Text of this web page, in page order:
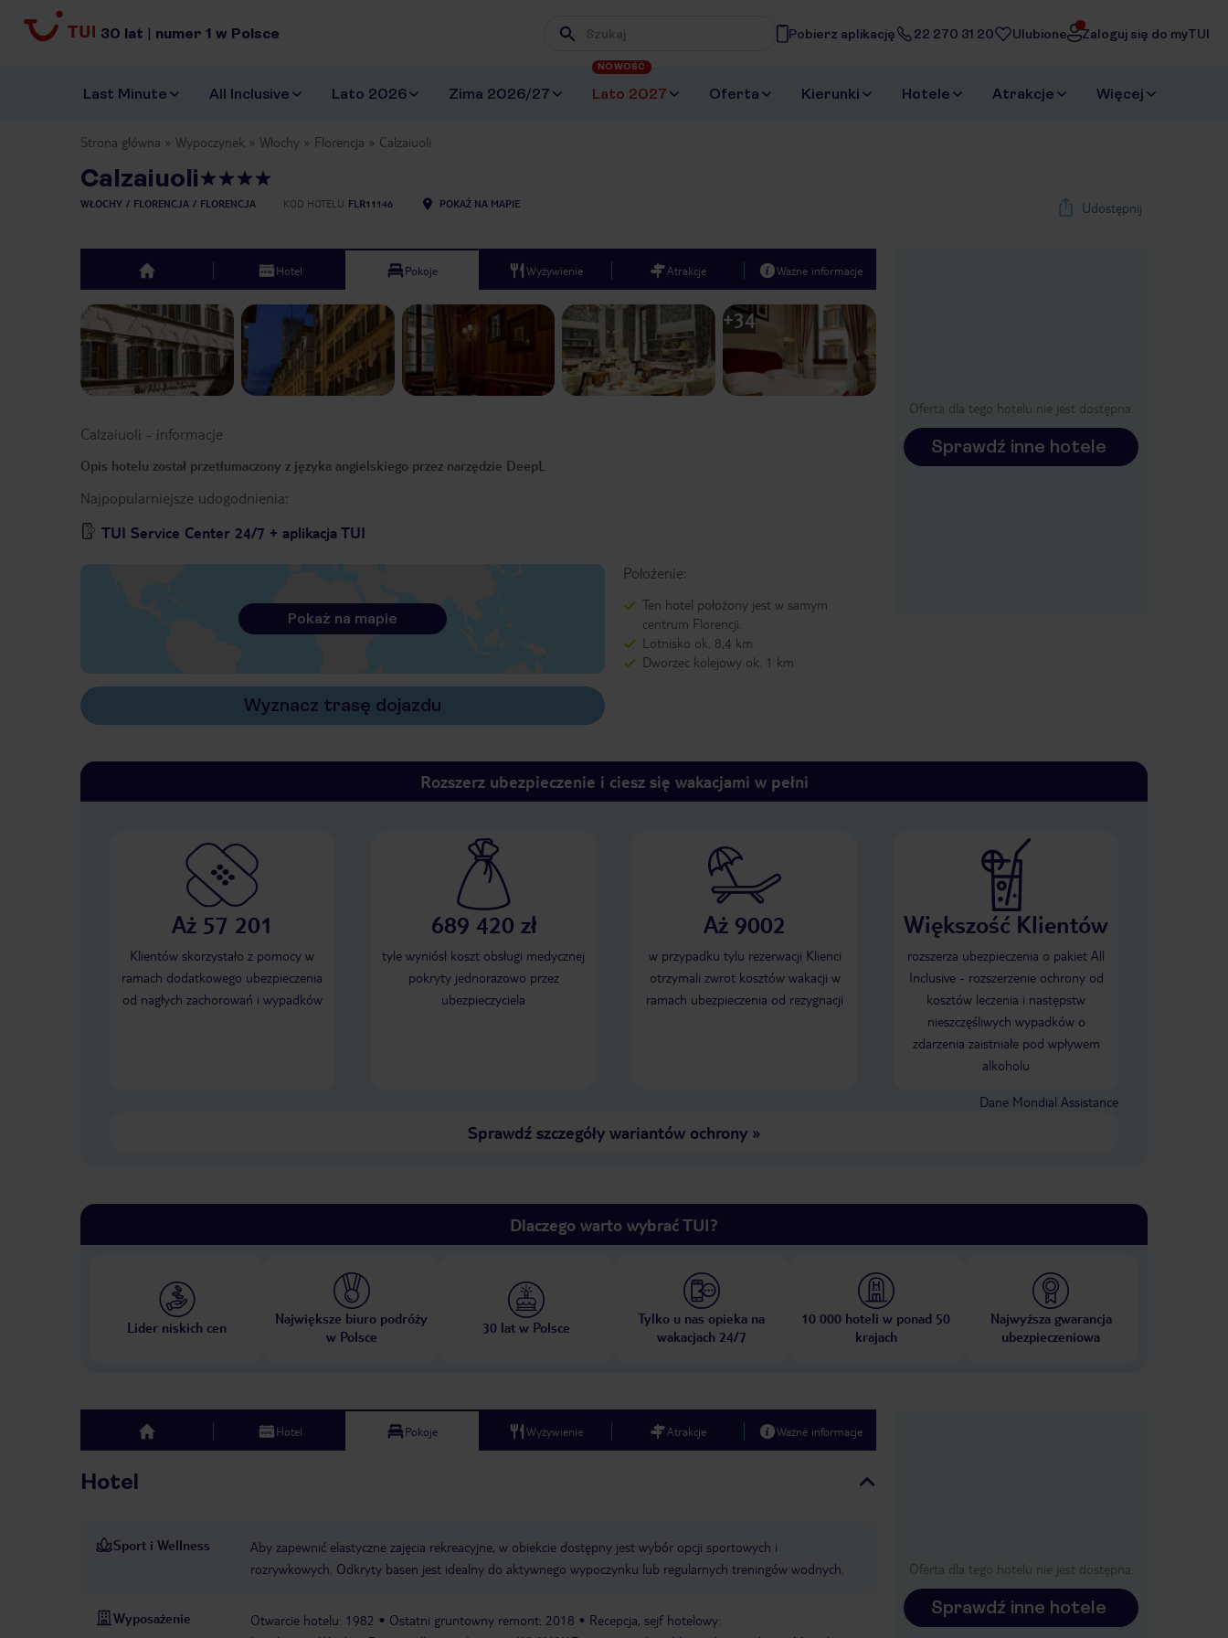
30 lat | numer 1 w Polsce Wpisz frazę, której szukasz
Pobierz aplikację 22 270 31 20 Ulubione Zaloguj się do myTUI
Last Minute All Inclusive Lato 2026 Zima 2026/27 Lato 2027
NOWOŚĆ
Oferta Kierunki Hotele Atrakcje Więcej
Strona główna Wypoczynek Włochy Florencja Calzaiuoli
Calzaiuoli
WŁOCHY FLORENCJA FLORENCJA KOD HOTELU FLR11146 POKAŻ NA MAPIE Udostępnij
Oferta dla tego hotelu nie jest dostępna.
Sprawdź inne hotele
top Hotel Pokoje Wyżywienie Atrakcje Ważne informacje
Previous slide Next slide
1 /40
+34
Calzaiuoli - informacje
Opis hotelu został przetłumaczony z języka angielskiego przez narzędzie DeepL
Najpopularniejsze udogodnienia:
TUI Service Center 24/7 + aplikacja TUI
Położenie:
Ten hotel położony jest w samym
centrum Florencji.
Lotnisko ok. 8,4 km
Dworzec kolejowy ok. 1 km
Pokaż na mapie
Wyznacz trasę dojazdu
Rozszerz ubezpieczenie i ciesz się wakacjami w pełni
Aż 57 201
Klientów skorzystało z pomocy w
ramach dodatkowego ubezpieczenia
od nagłych zachorowań i wypadków
689 420 zł
tyle wyniósł koszt obsługi medycznej
pokryty jednorazowo przez
ubezpieczyciela
Aż 9002
w przypadku tylu rezerwacji Klienci
otrzymali zwrot kosztów wakacji w
ramach ubezpieczenia od rezygnacji
Większość Klientów
rozszerza ubezpieczenia o pakiet All
Inclusive - rozszerzenie ochrony od
kosztów leczenia i następstw
nieszczęśliwych wypadków o
zdarzenia zaistniałe pod wpływem
alkoholu
Dane Mondial Assistance
Sprawdź szczegóły wariantów ochrony»
Dlaczego warto wybrać TUI?
Lider niskich cen
Największe biuro podróży
w Polsce
30 lat w Polsce
Tylko u nas opieka na
wakacjach 24/7
10 000 hoteli w ponad 50
krajach
Najwyższa gwarancja
ubezpieczeniowa
top Hotel Pokoje Wyżywienie Atrakcje Ważne informacje
Hotel
Sport i Wellness
Aby zapewnić elastyczne zajęcia rekreacyjne, w obiekcie dostępny jest wybór opcji sportowych i
rozrywkowych. Odkryty basen jest idealny do aktywnego wypoczynku lub regularnych treningów wodnych.
Wyposażenie Otwarcie hotelu: 1982 Ostatni gruntowny remont: 2018
Recepcja, sejf hotelowy:
Oferta dla tego hotelu nie jest dostępna.
Sprawdź inne hotele